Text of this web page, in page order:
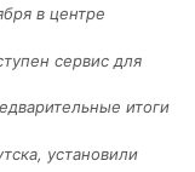
в центре
сервис для
итоги
установили